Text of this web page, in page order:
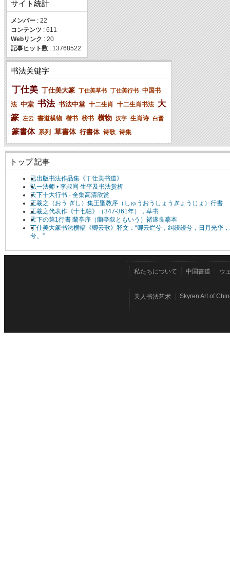
サイト統計
メンバー : 22
コンテンツ : 611
Webリンク : 20
記事ヒット数 : 13768522
书法关键字
丁仕美 丁仕美大篆 丁仕美草书 丁仕美行书 中国书
法 中堂 书法 书法中堂 十二生肖 十二生肖书法 大
篆 左云 書道横物 楷书 榜书 横物 汉字 生肖诗 白晋
篆書体 系列 草書体 行書体 诗歌 诗集
トップ 記事
已出版书法作品集《丁仕美书道》
弘一法师 • 李叔同 生平及书法赏析
天下十大行书 - 全集高清欣赏
王羲之（おう ぎし）集王聖教序（しゅうおうしょうぎょうじょ）行書
王羲之代表作《十七帖》（347-361年），草书
天下の第1行書 蘭亭序（蘭亭叙ともいう）褚遂良摹本
丁仕美大篆书法横幅《卿云歌》释文：“卿云烂兮，纠缦缦兮，日月光华
兮。”
私たちについて 中国書道 ウ
天人书法艺术 Skyren Art of